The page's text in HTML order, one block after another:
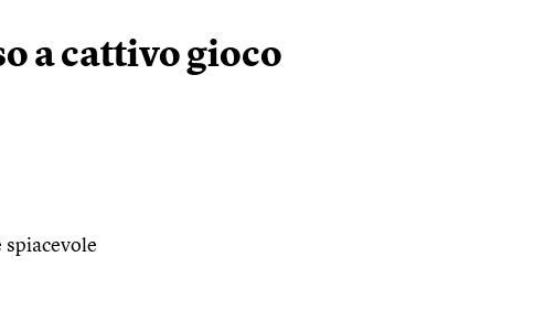
a cattivo gioco
spiacevole